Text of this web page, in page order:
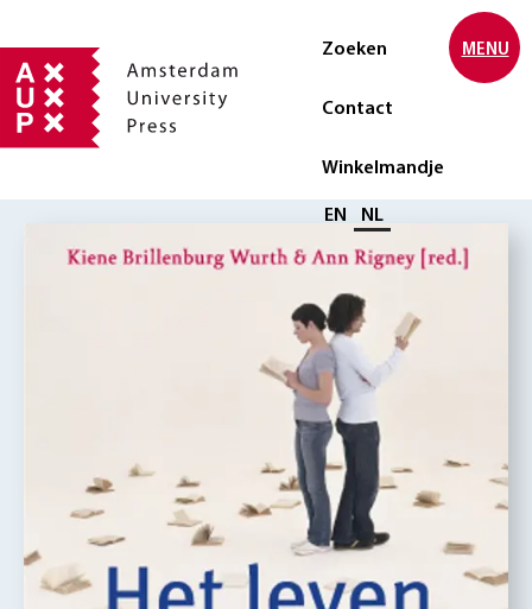
Zoeken
Contact
Winkelmandje
Selecteer taal
EN NL
MENU